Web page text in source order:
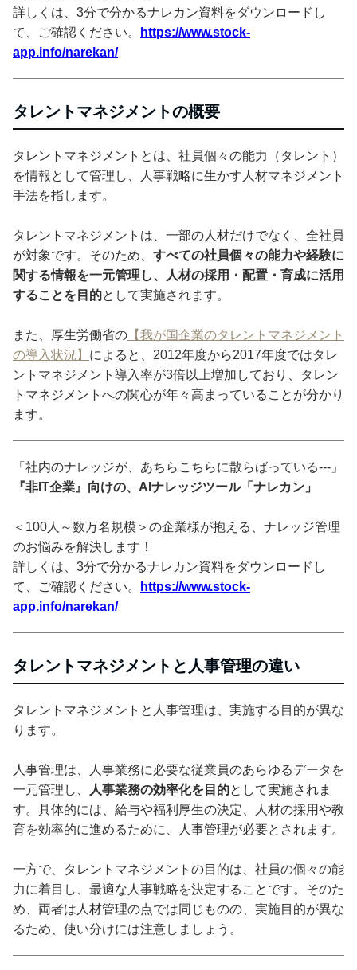
詳しくは、3分で分かるナレカン資料をダウンロードし
て、ご確認ください。
https://www.stock-
app.info/narekan/
タレントマネジメントの概要
タレントマネジメントとは、社員個々の能力（タレント）
を情報として管理し、人事戦略に生かす人材マネジメント
手法を指します。
タレントマネジメントは、一部の人材だけでなく、全社員
が対象です。そのため、 すべての社員個々の能力や経験に
関する情報を一元管理し、人材の採用・配置・育成に活用
することを目的として実施されます。
また、厚生労働省の 【我が国企業のタレントマネジメント
の導入状況】 によると、2012年度から2017年度ではタレ
ントマネジメント導入率が3倍以上増加しており、タレン
トマネジメントへの関心が年々高まっていることが分かり
ます。
「社内のナレッジが、あちらこちらに散らばっている---」
『非IT企業』向けの、AIナレッジツール「ナレカン」
＜100人～数万名規模＞の企業様が抱える、ナレッジ管理
のお悩みを解決します！
詳しくは、3分で分かるナレカン資料をダウンロードし
て、ご確認ください。
https://www.stock-
app.info/narekan/
タレントマネジメントと人事管理の違い
タレントマネジメントと人事管理は、実施する目的が異な
ります。
人事管理は、人事業務に必要な従業員のあらゆるデータを
一元管理し、
人事業務の効率化を目的として実施されま
す。具体的には、給与や福利厚生の決定、人材の採用や教
育を効率的に進めるために、人事管理が必要とされます。
一方で、タレントマネジメントの目的は、社員の個々の能
力に着目し、最適な人事戦略を決定することです。そのた
め、両者は人材管理の点では同じものの、実施目的が異な
るため、使い分けには注意しましょう。